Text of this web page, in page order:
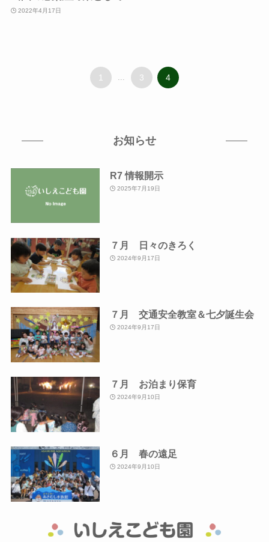
2022年4月17日
1 ... 3 4
お知らせ
R7 情報開示
2025年7月19日
７月 日々のきろく
2024年9月17日
７月 交通安全教室＆七夕誕生会
2024年9月17日
７月 お泊まり保育
2024年9月10日
６月 春の遠足
2024年9月10日